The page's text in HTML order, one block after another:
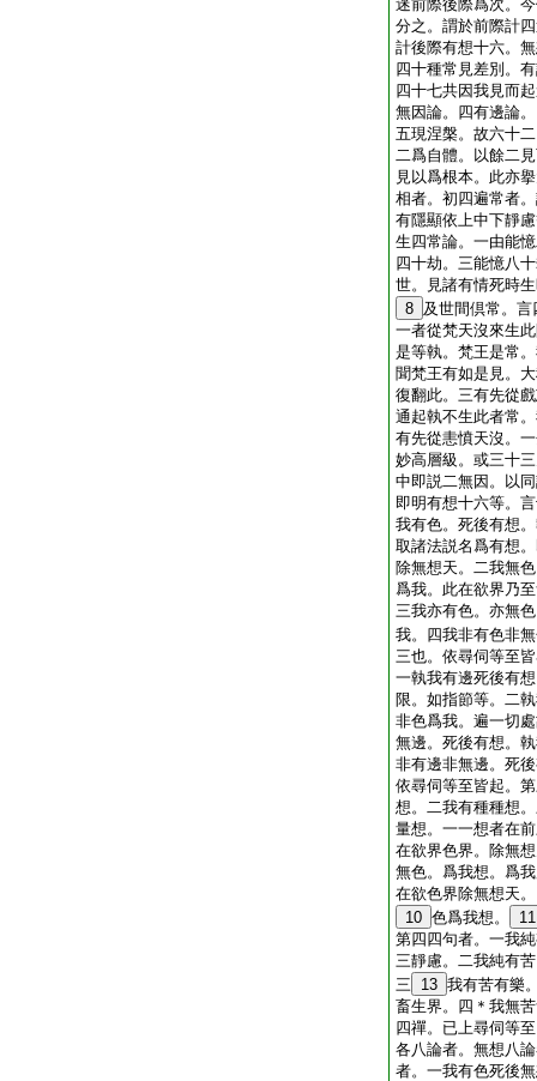
迷前際後際爲次。
分之。謂於前際計
計後際有想十六。
四十種常見差別。
四十七共因我見而
無因論。四有邊論
五現涅槃。故六十
二爲自體。以餘二
見以爲根本。此亦
相者。初四遍常者
有隱顯依上中下靜
生四常論。一由能
四十劫。三能憶八
世。見諸有情死時
8 及世間倶常。
一者從梵天沒來生
是等執。梵王是常
聞梵王有如是見。
復翻此。三有先從
通起執不生此者常
有先從恚憤天沒。
妙高層級。或三十
中即説二無因。以
即明有想十六等。
我有色。死後有想
取諸法説名爲有想
除無想天。二我無
爲我。此在欲界乃
三我亦有色。亦無
我。四我非有色非
三也。依尋伺等至
一執我有邊死後有
限。如指節等。二
非色爲我。遍一切
無邊。死後有想。
非有邊非無邊。死
依尋伺等至皆起。
想。二我有種種想
量想。一一想者在
在欲界色界。除無
無色。爲我想。爲
在欲色界除無想天
10 色爲我想。
11
第四四句者。一我
三靜慮。二我純有
三
13 我有苦有樂
畜生界。四＊我無
四禪。已上尋伺等
各八論者。無想八
者。一我有色死後